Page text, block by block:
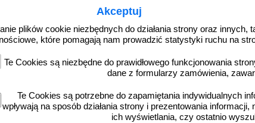
Akceptuj
plików cookie niezbędnych do działania strony oraz innych,
które pomagają nam prowadzić statystyki ruchu na
Te Cookies są niezbędne do prawidłowego funkcjonowania
dane z formularzy zamówienia,
Te Cookies są potrzebne do zapamiętania indywidualnych
wpływają na sposób działania strony i prezentowania
ich wyświetlania, czy ostatnio
zł
zł netto
od